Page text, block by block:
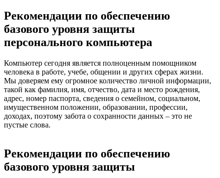
Рекомендации по обеспечению
базового уровня защиты
персонального компьютера
Компьютер сегодня является полноценным помощником
человека в работе, учебе, общении и других сферах жизни.
Мы доверяем ему огромное количество личной информации,
такой как фамилия, имя, отчество, дата и место рождения,
адрес, номер паспорта, сведения о семейном, социальном,
имущественном положении, образовании, профессии,
доходах, поэтому забота о сохранности данных – это не
пустые слова.
Рекомендации по обеспечению
базового уровня защиты